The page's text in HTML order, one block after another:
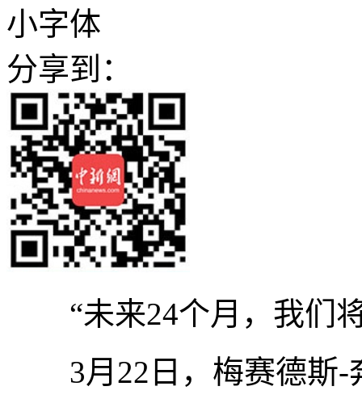
小字体
分享到：
“未来24个月，我们将
3月22日，梅赛德斯-